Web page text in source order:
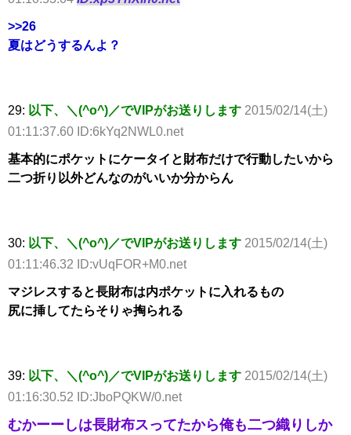
>>26
夏はどうするんよ？
29: 以下、＼(^o^)／でVIPがお送りします 2015/02/14(土)
01:11:37.60 ID:6kYq2NWL0.net
基本的にポケットにケータイと財布だけで行動したいから
二つ折り以外どんなのがいいか分からん
30: 以下、＼(^o^)／でVIPがお送りします 2015/02/14(土)
01:11:46.32 ID:vUqFOR+M0.net
マジレスすると長財布は内ポケットに入れるもの
尻に挿してたらそりゃ掏られる
39: 以下、＼(^o^)／でVIPがお送りします 2015/02/14(土)
01:16:30.52 ID:JboPQKW/0.net
むかーーしは長財布スってたから俺も二つ織りしか